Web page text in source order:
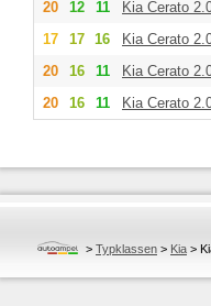
20 12 11 Kia Cerato
17
17 16 Kia Cerato
20
16 11 Kia Cerato
20
16 11 Kia Cerato
> Typklassen > Kia >